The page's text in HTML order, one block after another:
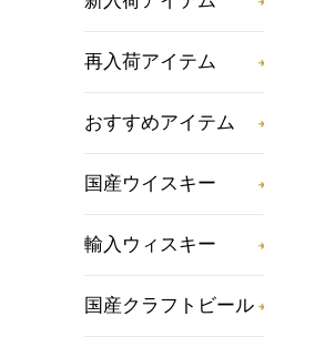
再入荷アイテム
おすすめアイテム
国産ウイスキー
輸入ウィスキー
国産クラフトビール